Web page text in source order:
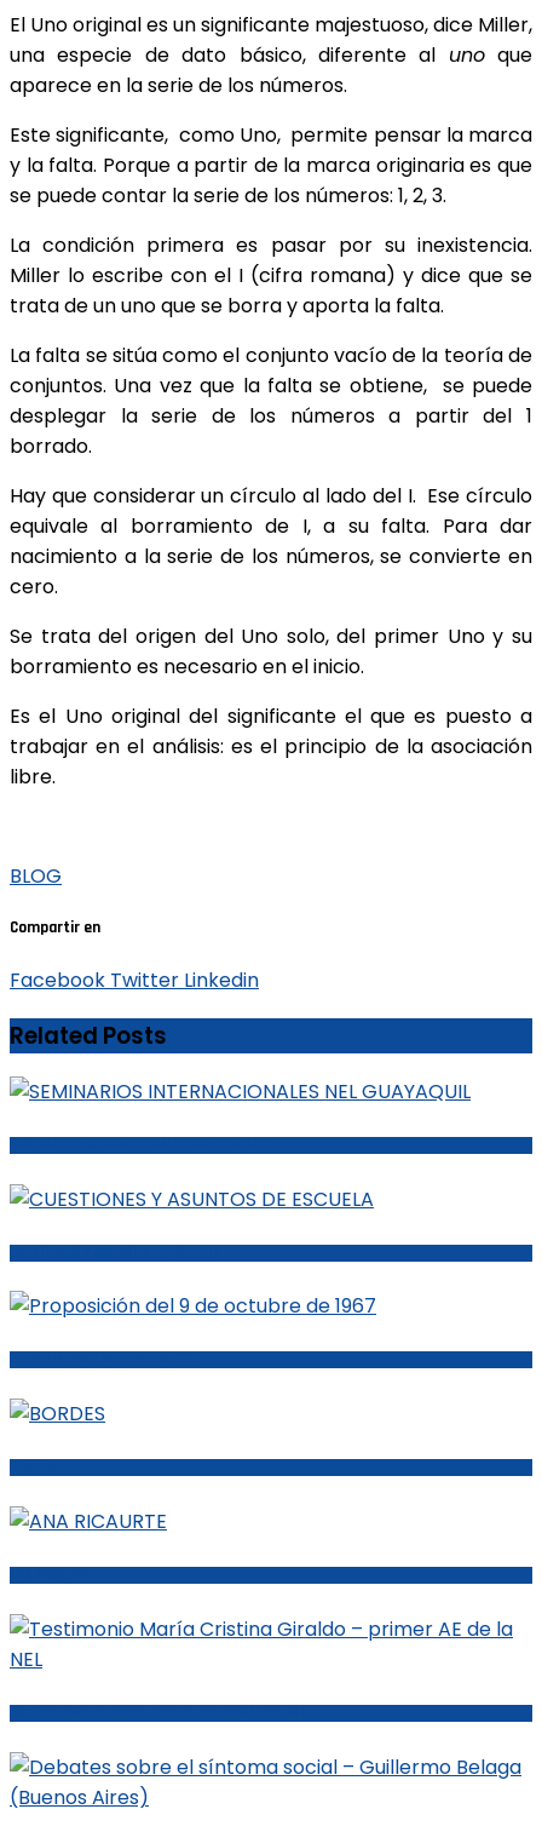
El Uno original es un significante majestuoso, dice Miller,
una especie de dato básico, diferente al unoque
aparece en la serie de los números.
Este significante, como Uno, permite pensar la marca
y la falta. Porque a partir de la marca originaria es que
se puede contar la serie de los números: 1, 2, 3.
La condición primera es pasar por su inexistencia.
Miller lo escribe con el I (cifra romana) y dice que se
trata de un uno que se borra y aporta la falta.
La falta se sitúa como el conjunto vacío de la teoría de
conjuntos. Una vez que la falta se obtiene, se puede
desplegar la serie de los números a partir del 1
borrado.
Hay que considerar un círculo al lado del I. Ese círculo
equivale al borramiento de I, a su falta. Para dar
nacimiento a la serie de los números, se convierte en
cero.
Se trata del origen del Uno solo, del primer Uno y su
borramiento es necesario en el inicio.
Es el Uno original del significante el que es puesto a
trabajar en el análisis: es el principio de la asociación
libre.
BLOG
Compartir en
Facebook Twitter Linkedin
Related Posts